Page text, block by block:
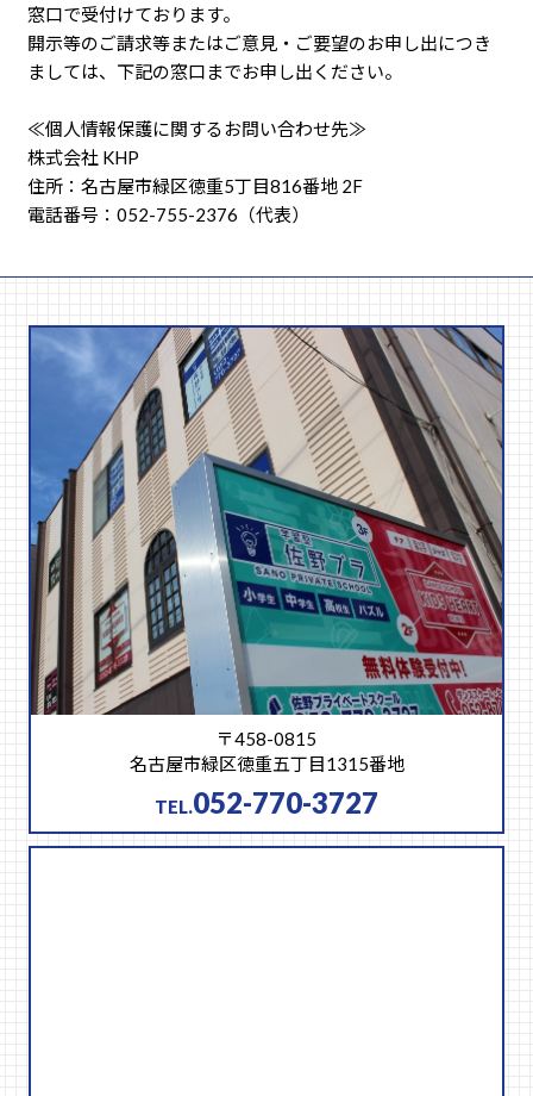
窓口で受付けております。
開示等のご請求等またはご意見・ご要望のお申し出につき
ましては、下記の窓口までお申し出ください。
≪個人情報保護に関するお問い合わせ先≫
株式会社 KHP
住所：名古屋市緑区徳重5丁目816番地 2F
電話番号：052-755-2376（代表）
〒458-0815
名古屋市緑区徳重五丁目1315番地
052-770-3727